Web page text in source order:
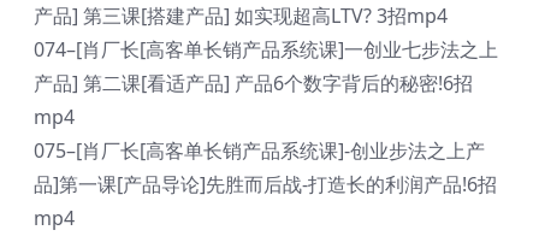
产品] 第三课[搭建产品] 如实现超高LTV? 3招mp4
074–[肖厂长[高客单长销产品系统课]一创业七步法之上
产品] 第二课[看适产品] 产品6个数字背后的秘密!6招
mp4
075–[肖厂长[高客单长销产品系统课]-创业步法之上产
品]第一课[产品导论]先胜而后战-打造长的利润产品!6招
mp4